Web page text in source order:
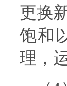
更换
饱和
理，